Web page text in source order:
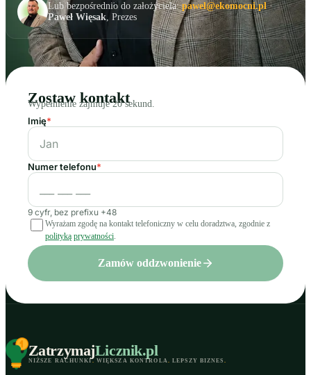
Lub bezpośrednio do założyciela:pawel@ekomocni.pl·
Paweł Więsak, Prezes
Zostaw kontakt
Wypełnienie zajmuje 20 sekund.
Imię*
Numer telefonu*
9 cyfr, bez prefixu +48
Wyrażam zgodę na kontakt telefoniczny w celu doradztwa, zgodnie z
polityką prywatności.
Zamów oddzwonienie
ZatrzymajLicznik.pl
NIŻSZE RACHUNKI. WIĘKSZA KONTROLA. LEPSZY BIZNES .